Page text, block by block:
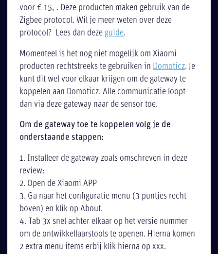
voor € 15,-. Deze producten maken gebruik van de
Zigbee protocol. Wil je meer weten over deze
protocol? Lees dan deze guide.
Momenteel is het nog niet mogelijk om Xiaomi
producten rechtstreeks te gebruiken in Domoticz. Je
kunt dit wel voor elkaar krijgen om de gateway te
koppelen aan Domoticz. Alle communicatie loopt
dan via deze gateway naar de sensor toe.
Om de gateway toe te koppelen volg je de
onderstaande stappen:
1. Installeer de gateway zoals omschreven in deze
review:
2. Open de Xiaomi APP
3. Ga naar het configuratie menu (3 puntjes recht
boven) en klik op About.
4. Tab 3x snel achter elkaar op het versie nummer
om de ontwikkellaarstools te openen. Hierna komen
2 extra menu items erbij klik hierna op xxx.